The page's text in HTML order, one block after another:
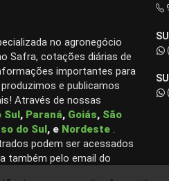
no agronegócio
Safra, cotações diárias de
importantes para
e publicamos
Através de nossas
Sul, Paraná, Goiás, São
do Sul, e Nordeste .
podem ser acessados
também pelo email do